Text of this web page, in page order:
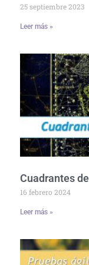
25 septiembre 2023
Leer más »
Cuadrantes
16 febrero 2024
Leer más »